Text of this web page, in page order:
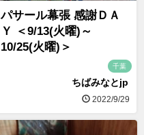
パサール幕張 感謝ＤＡ
Ｙ ＜9/13(火曜)～
10/25(火曜)＞
千葉
ちばみなとjp
2022/9/29